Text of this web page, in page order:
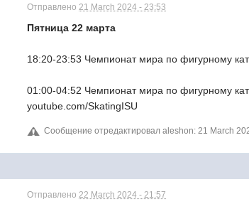
Отправлено21 March 2024 - 23:53
Пятница 22 марта
18:20-23:53 Чемпионат мира по фигурному
01:00-04:52 Чемпионат мира по фигурному
youtube.com/SkatingISU
Сообщение отредактировал aleshon: 21 March
Отправлено22 March 2024 - 21:57